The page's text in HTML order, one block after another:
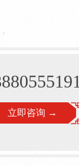
立即咨询 →